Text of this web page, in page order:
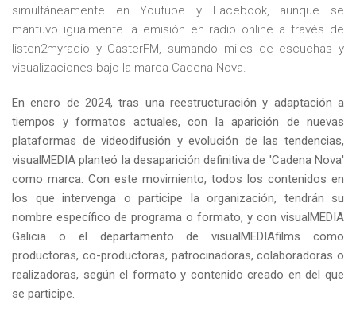
simultáneamente en Youtube y Facebook, aunque se
mantuvo igualmente la emisión en radio online a través de
listen2myradio y CasterFM, sumando miles de escuchas y
visualizaciones bajo la marca Cadena Nova.
En enero de 2024, tras una reestructuración y adaptación a
tiempos y formatos actuales, con la aparición de nuevas
plataformas de videodifusión y evolución de las tendencias,
visualMEDIA planteó la desaparición definitiva de 'Cadena Nova'
como marca. Con este movimiento, todos los contenidos en
los que intervenga o participe la organización, tendrán su
nombre específico de programa o formato, y con visualMEDIA
Galicia o el departamento de visualMEDIAfilms como
productoras, co-productoras, patrocinadoras, colaboradoras o
realizadoras, según el formato y contenido creado en del que
se participe.